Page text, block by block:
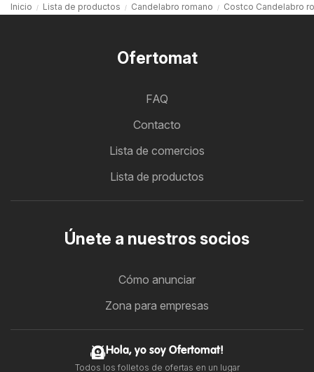
Inicio Lista de productos Candelabro romano Costco Candelabro
Ofertomat
FAQ
Contacto
Lista de comercios
Lista de productos
Únete a nuestros socios
Cómo anunciar
Zona para empresas
Hola, yo soy Ofertomat!
Todos los folletos de ofertas en un lugar